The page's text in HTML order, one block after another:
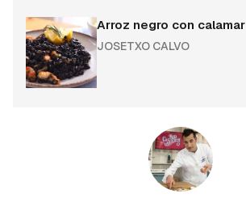
Arroz negro con calamar
JOSETXO CALVO